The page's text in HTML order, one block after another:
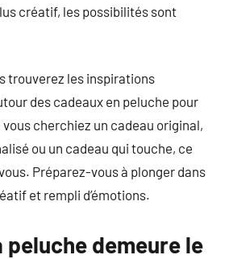
créatif, les possibilités sont
trouverez les inspirations
des cadeaux en peluche pour
cherchiez un cadeau original,
ou un cadeau qui touche, ce
Préparez-vous à plonger dans
et rempli d’émotions.
peluche demeure le